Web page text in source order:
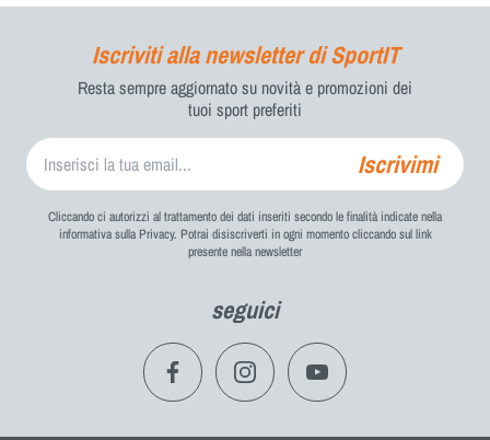
Iscriviti alla newsletter di SportIT
Resta sempre aggiornato su novità e promozioni dei
tuoi sport preferiti
Iscrivimi
Cliccando ci autorizzi al trattamento dei dati inseriti secondo le finalità indicate nella
informativa sulla Privacy. Potrai disiscriverti in ogni momento cliccando sul link
presente nella newsletter
seguici